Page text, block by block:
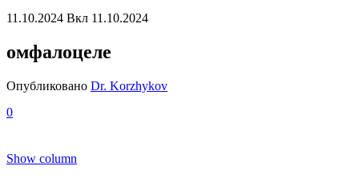
11.10.2024 Вкл 11.10.2024
омфалоцеле
Опубликовано Dr. Korzhykov
0
Show column